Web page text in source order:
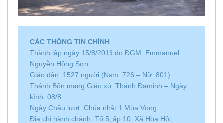
CÁC THÔNG TIN CHÍNH
Thành lập ngày 15/8/2019 do ĐGM. Emmanuel
Nguyễn Hồng Sơn
Giáo dân: 1527 người (Nam: 726 – Nữ: 801)
Thánh Bổn mạng Giáo xứ: Thánh Đaminh – Ngày
kính: 08/8
Ngày Chầu lượt: Chúa nhật 1 Mùa Vọng
Địa chỉ hành chánh: Tổ 5, ấp 10, Xã Hòa Hội,